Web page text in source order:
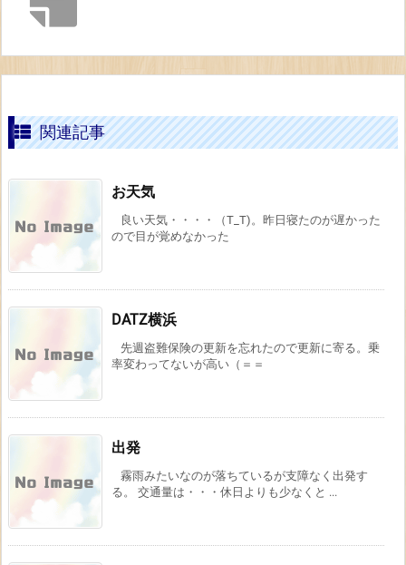
関連記事
お天気
良い天気・・・・（T_T)。昨日寝たのが遅かった
ので目が覚めなかった
DATZ横浜
先週盗難保険の更新を忘れたので更新に寄る。乗
率変わってないが高い（＝＝
出発
霧雨みたいなのが落ちているが支障なく出発す
る。 交通量は・・・休日よりも少なくと ...